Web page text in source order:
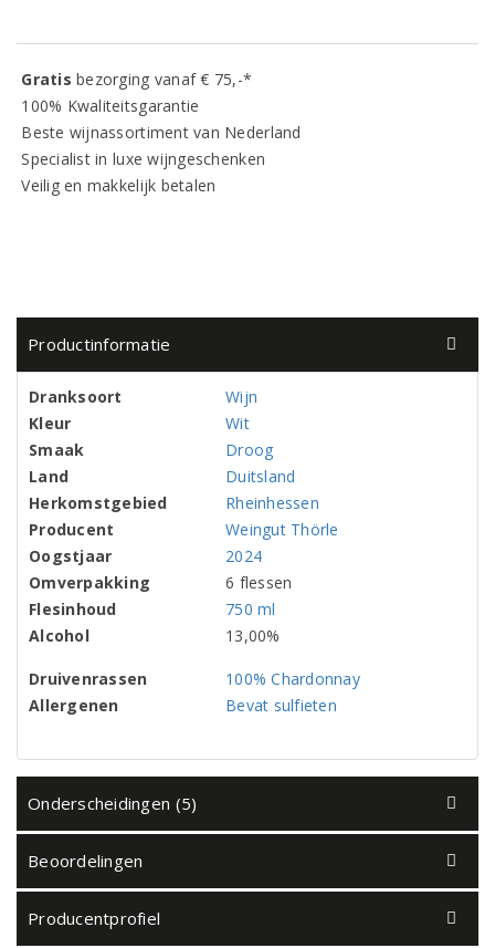
Gratisbezorging vanaf € 75,-*
100% Kwaliteitsgarantie
Beste wijnassortiment van Nederland
Specialist in luxe wijngeschenken
Veilig en makkelijk betalen
Productinformatie
Dranksoort
Wijn
Kleur
Wit
Smaak
Droog
Land
Duitsland
Herkomstgebied
Rheinhessen
Producent
Weingut Thörle
Oogstjaar
2024
Omverpakking
6 flessen
Flesinhoud
750 ml
Alcohol
13,00%
Druivenrassen
100% Chardonnay
Allergenen
Bevat sulfieten
Onderscheidingen (5)
Beoordelingen
Producentprofiel